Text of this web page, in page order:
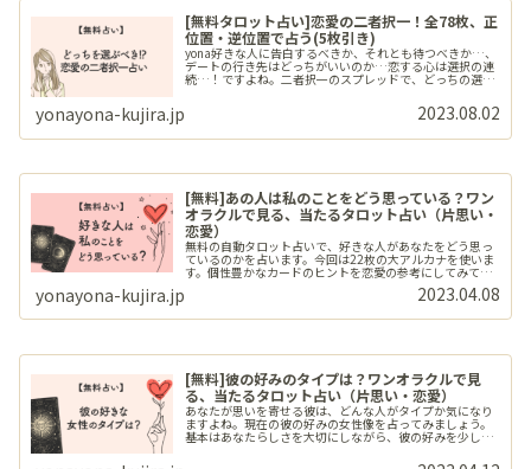
[無料タロット占い]恋愛の二者択一！全78枚、正
位置・逆位置で占う(5枚引き)
yona好きな人に告白するべきか、それとも待つべきか…、
デートの行き先はどっちがいいのか…恋する心は選択の連
続…！ですよね。二者択一のスプレッドで、どっちの選択
_hash="iTXbciAUjx9ul9nG";const _tarotType="156";c...
yonayona-kujira.jp 2023.08.02
[無料]あの人は私のことをどう思っている？ワン
オラクルで見る、当たるタロット占い（片思い・
恋愛）
無料の自動タロット占いで、好きな人があなたをどう思っ
ているのかを占います。今回は22枚の大アルカナを使いま
す。個性豊かなカードのヒントを恋愛の参考にしてみてく
yonayona-kujira.jp 2023.04.08
[無料]彼の好みのタイプは？ワンオラクルで見
る、当たるタロット占い（片思い・恋愛）
あなたが思いを寄せる彼は、どんな人がタイプか気になり
ますよね。現在の彼の好みの女性像を占ってみましょう。
基本はあなたらしさを大切にしながら、彼の好みを少しだ
け取り入れてみては？